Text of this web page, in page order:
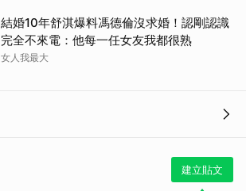
結婚10年舒淇爆料馮德倫沒求婚！認剛認識
完全不來電：他每一任女友我都很熟
女人我最大
建立貼文